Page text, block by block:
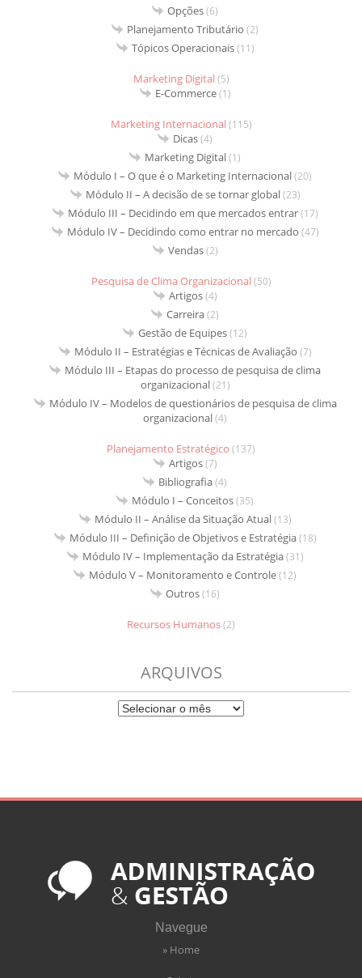
Opções(6)
Planejamento Tributário (2)
Tópicos Operacionais(11)
Marketing Digital (5)
E-Commerce(1)
Marketing Internacional (115)
Dicas(4)
Marketing Digital(1)
Módulo I – O que é o Marketing Internacional(20)
Módulo II – A decisão de se tornar global(23)
Módulo III – Decidindo em que mercados entrar(17)
Módulo IV – Decidindo como entrar no mercado (47)
Vendas(2)
Pesquisa de Clima Organizacional (50)
Artigos(4)
Carreira(2)
Gestão de Equipes(12)
Módulo II – Estratégias e Técnicas de Avaliação (7)
Módulo III – Etapas do processo de pesquisa de clima
organizacional(21)
Módulo IV – Modelos de questionários de pesquisa de clima
organizacional(4)
Planejamento Estratégico (137)
Artigos(7)
Bibliografia(4)
Módulo I – Conceitos(35)
Módulo II – Análise da Situação Atual(13)
Módulo III – Definição de Objetivos e Estratégia(18)
Módulo IV – Implementação da Estratégia(31)
Módulo V – Monitoramento e Controle(12)
Outros(16)
Recursos Humanos(2)
ARQUIVOS
Navegue
» Home